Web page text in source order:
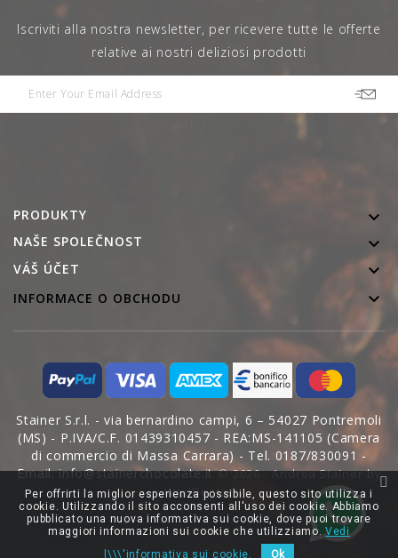
Iscriviti alla nostra newsletter, per ricevere tutte le offerte
relative ai nostri deliziosi prodotti
PRODUKTY 
NAŠE SPOLEČNOST 
VÁŠ ÚČET 
INFORMACE O OBCHODU 
Stainer S.r.l. - via bernardino campi, 6 – 54027 Pontremoli
(MS) - P.IVA/C.F. 01439310457 - REA:MS-141105 (Camera
di commercio di Massa Carrara) - Tel. 0187/830091 -
Email: info@stainerchocolate.it© 2026 - Andrea Stainer by
WedDoctor
Per offrirti la miglior esperienza possibile, questo sito utilizza i
cookie. Utilizzando il sito acconsenti all'uso dei cookie. Abbiamo
pubblicato una nuova informativa sui cookie, dove puoi trovare
maggiori informazioni sui cookie che utilizziamo.Vedi
l\\\'informativa sui cookie.
Ok